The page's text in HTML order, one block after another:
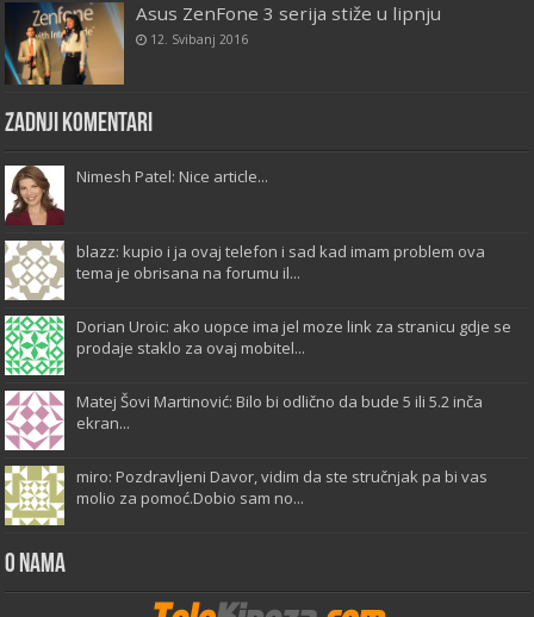
Asus ZenFone 3 serija stiže u lipnju
12. Svibanj 2016
Zadnji komentari
Nimesh Patel: Nice article...
blazz: kupio i ja ovaj telefon i sad kad imam problem ova
tema je obrisana na forumu il...
Dorian Uroic: ako uopce ima jel moze link za stranicu gdje se
prodaje staklo za ovaj mobitel...
Matej Šovi Martinović: Bilo bi odlično da bude 5 ili 5.2 inča
ekran...
miro: Pozdravljeni Davor, vidim da ste stručnjak pa bi vas
molio za pomoć.Dobio sam no...
O Nama